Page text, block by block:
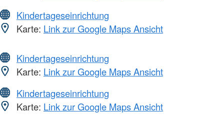
Kindertageseinrichtung
Karte: Link zur Google Maps Ansicht
Kindertageseinrichtung
Karte: Link zur Google Maps Ansicht
Kindertageseinrichtung
Karte: Link zur Google Maps Ansicht